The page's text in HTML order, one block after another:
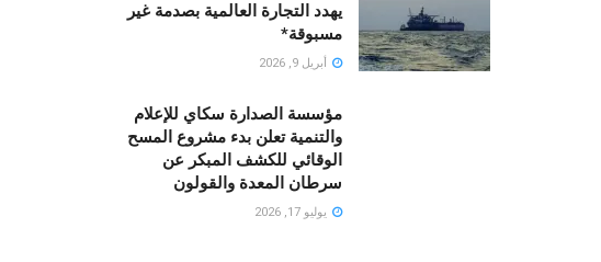
يهدد التجارة العالمية بصدمة غير
مسبوقة*
أبريل 9, 2026
مؤسسة الصدارة سكاي للإعلام
والتنمية تعلن بدء مشروع المسح
الوقائي للكشف المبكر عن
سرطان المعدة والقولون
يوليو 17, 2026